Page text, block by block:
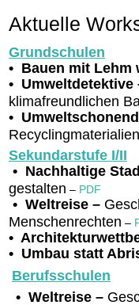
Aktuelle
Grundschulen
• Bauen mit Lehm
• Umweltdetektive
klimafreundlichen
•
Recyclingmaterialien
Sekundarstufe I/II
• Nachhaltige
gestalten – PDF
• Weltreise –
Menschenrechten –
•
• Umbau statt
Berufsschulen
• Weltreise –